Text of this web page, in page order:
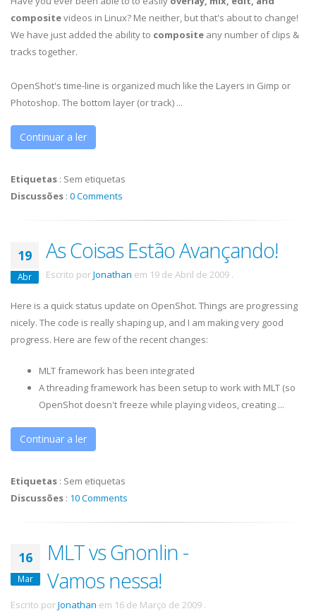
compositevideos in Linux? Me neither, but that's about to change!
We have just added the ability to composite any number of clips &
tracks together.
OpenShot's time-line is organized much like the Layers in Gimp or
Photoshop. The bottom layer (or track) ...
Continuar a ler
Etiquetas : Sem etiquetas
Discussões : 0 Comments
19
Abr
As Coisas Estão Avançando!
Escrito porJonathan em 19 de Abril de 2009 .
Here is a quick status update on OpenShot. Things are progressing
nicely. The code is really shaping up, and I am making very good
progress. Here are few of the recent changes:
MLT framework has been integrated
A threading framework has been setup to work with MLT (so
OpenShot doesn't freeze while playing videos, creating ...
Continuar a ler
Etiquetas : Sem etiquetas
Discussões : 10 Comments
16
Mar
MLT vs Gnonlin -
Vamos nessa!
Escrito porJonathan em 16 de Março de 2009 .